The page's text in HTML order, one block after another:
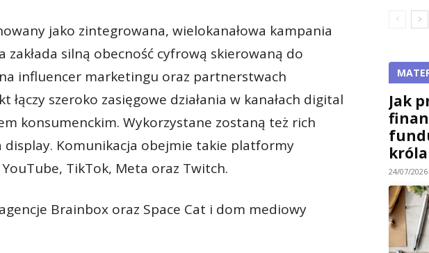
jako zintegrowana, wielokanałowa kampania
zakłada silną obecność cyfrową skierowaną do
influencer marketingu oraz partnerstwach
łączy szeroko zasięgowe działania w kanałach digital
konsumenckim. Wykorzystane zostaną też rich
display. Komunikacja obejmie takie platformy
TikTok, Meta oraz Twitch.
Brainbox oraz Space Cat i dom mediowy
Jak
24/07/2026